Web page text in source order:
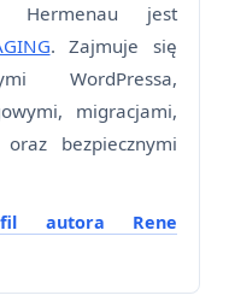
Hermenau jest
. Zajmuje się
WordPressa,
migracjami,
bezpiecznymi
autora Rene